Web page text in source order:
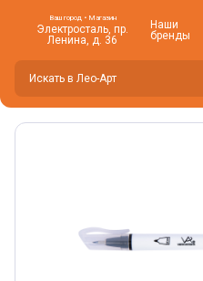
Ваш город • Магазин
Электросталь, пр.
Ленина, д. 36
Наши
бренды
Фото товара